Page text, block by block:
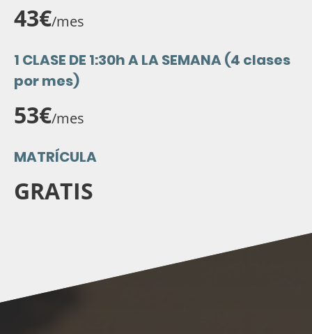
43€/mes
1 CLASE DE 1:30h A LA SEMANA (4 clases
por mes)
53€/mes
MATRÍCULA
GRATIS